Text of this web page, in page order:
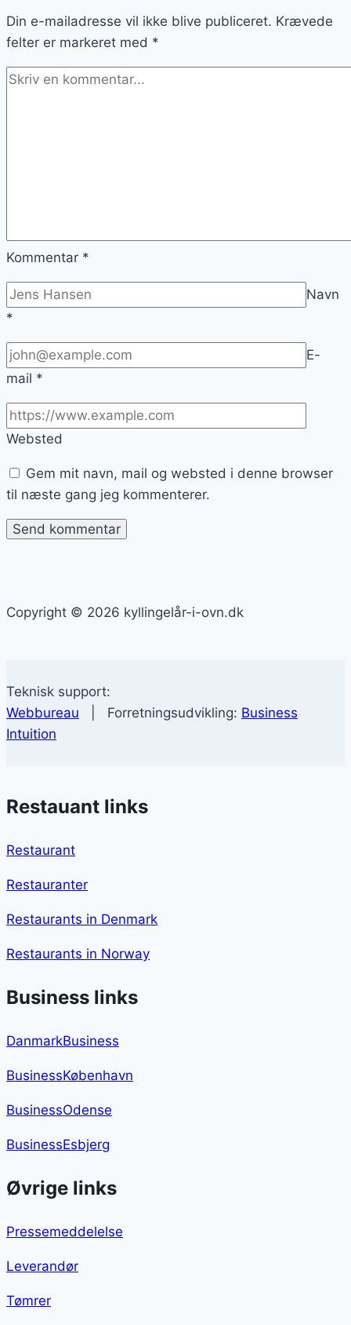
eller
æg
Din e-mailadresse vil ikke blive publiceret. Krævede
felter er markeret med *
Kommentar *
Navn
*
E-
mail *
Websted
Gem mit navn, mail og websted i denne browser
til næste gang jeg kommenterer.
Copyright © 2026 kyllingelår-i-ovn.dk
Teknisk support:
Webbureau | Forretningsudvikling: Business
Intuition
Restauant links
Restaurant
Restauranter
Restaurants in Denmark
Restaurants in Norway
Business links
DanmarkBusiness
BusinessKøbenhavn
BusinessOdense
BusinessEsbjerg
Øvrige links
Pressemeddelelse
Leverandør
Tømrer